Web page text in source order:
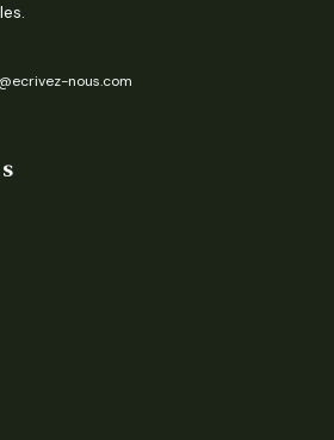
.
nous.com